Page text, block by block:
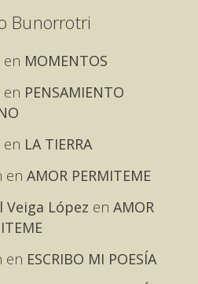
Bunorrotri
en MOMENTOS
en PENSAMIENTO
en LA TIERRA
en AMOR PERMITEME
Veiga López en AMOR
en ESCRIBO MI POESÍA